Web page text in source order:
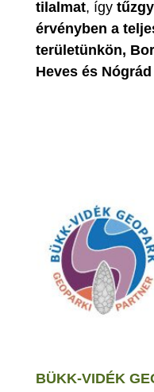
tilalmat, így
érvényben a
területünkön,
Heves és
BÜKK-VIDÉK